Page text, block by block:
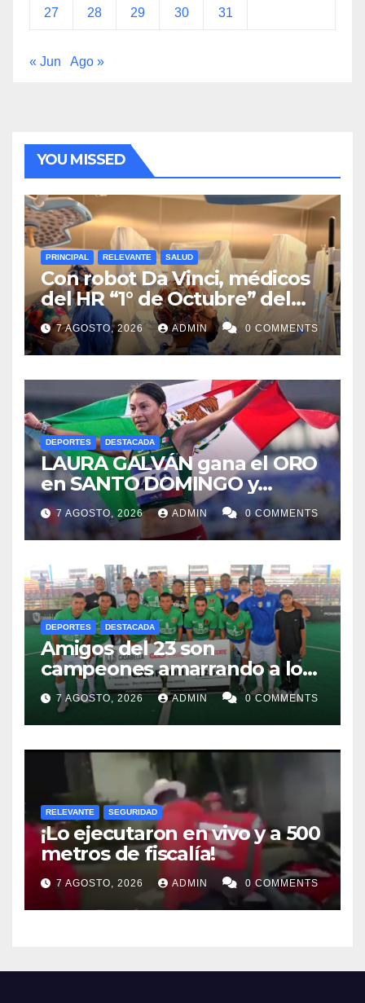
27 28 29 30 31
« Jun Ago »
YOU MISSED
PRINCIPAL RELEVANTE SALUD
Con robot Da Vinci, médicos
del HR “1° de Octubre” del
ISSSTE retiran tumor renal a
paciente de 72 años
7 AGOSTO, 2026 ADMIN 0 COMMENTS
DEPORTES DESTACADA
LAURA GALVÁN gana el ORO
en SANTO DOMINGO y
dedica Medalla a sus padres
fallecidos
7 AGOSTO, 2026 ADMIN 0 COMMENTS
DEPORTES DESTACADA
Amigos del 23 son
campeones amarrando a los
“Perros Bravos”
7 AGOSTO, 2026 ADMIN 0 COMMENTS
RELEVANTE SEGURIDAD
¡Lo ejecutaron en vivo y a 500
metros de fiscalía!
7 AGOSTO, 2026 ADMIN 0 COMMENTS